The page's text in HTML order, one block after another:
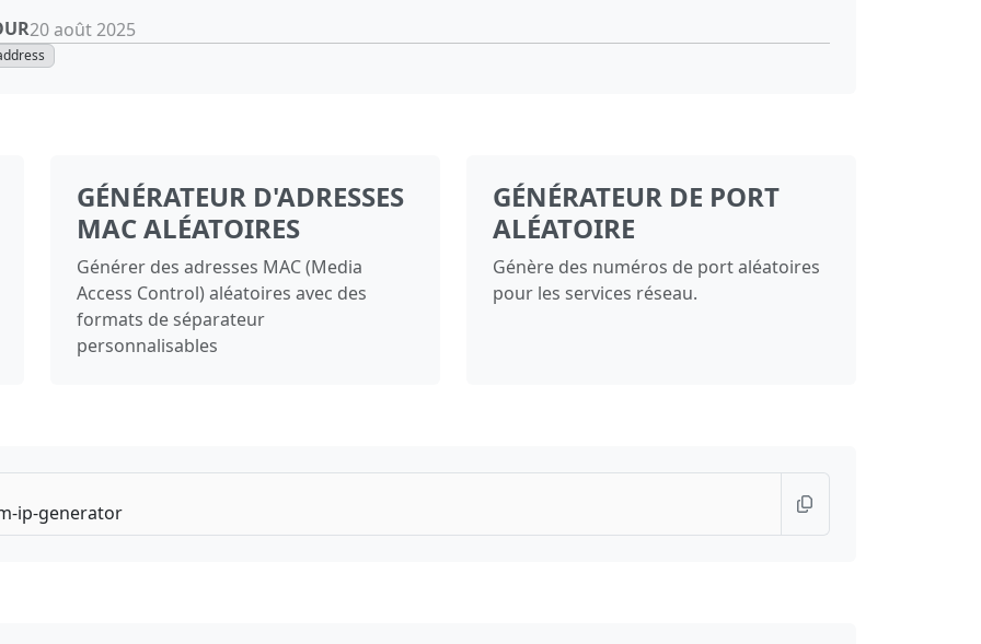
20 août 2025
GÉNÉRATEUR D'ADRESSES
MAC ALÉATOIRES
Générer des adresses MAC (Media
Access Control) aléatoires avec des
formats de séparateur
personnalisables
GÉNÉRATEUR DE PORT
ALÉATOIRE
Génère des numéros de port aléatoires
pour les services réseau.